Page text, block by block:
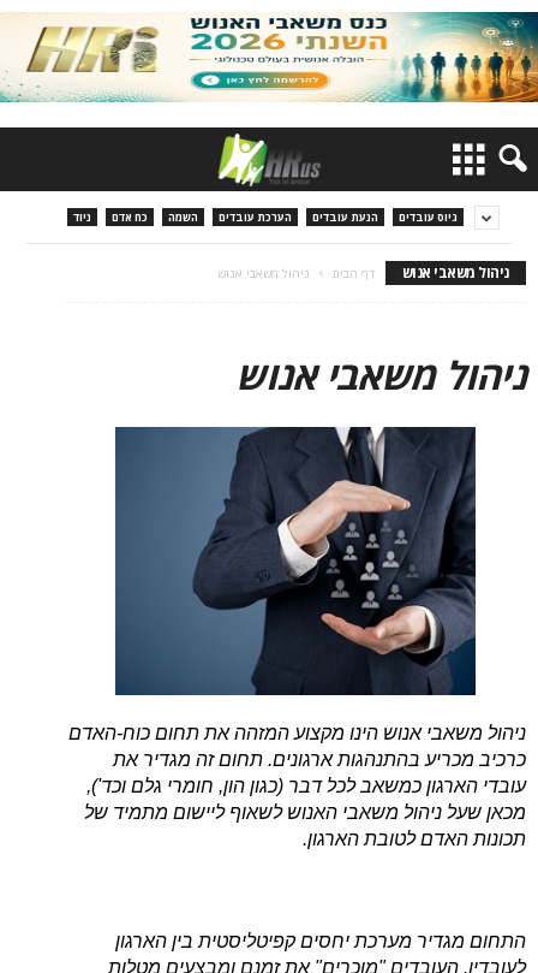
גיוס עובדים הנעת עובדים הערכת עובדים השמה כח אדם ניוד
ניהול משאבי אנוש דף הבית ניהול משאבי אנוש
ניהול משאבי אנוש
ניהול משאבי אנוש הינו מקצוע המזהה את תחום כוח-האדם
כרכיב מכריע בהתנהגות ארגונים. תחום זה מגדיר את
עובדי הארגון כמשאב לכל דבר (כגון הון, חומרי גלם וכד'),
מכאן שעל ניהול משאבי האנוש לשאוף ליישום מתמיד של
תכונות האדם לטובת הארגון.
התחום מגדיר מערכת יחסים קפיטליסטית בין הארגון
לעובדיו. העובדים "מוכרים" את זמנם ומבצעים מטלות